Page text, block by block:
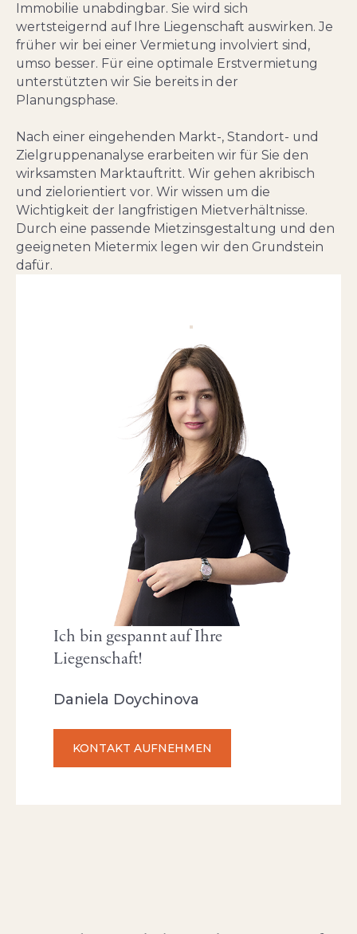
Immobilie unabdingbar. Sie wird sich
wertsteigernd auf Ihre Liegenschaft auswirken. Je
früher wir bei einer Vermietung involviert sind,
umso besser. Für eine optimale Erstvermietung
unterstützten wir Sie bereits in der
Planungsphase.
Nach einer eingehenden Markt-, Standort- und
Zielgruppenanalyse erarbeiten wir für Sie den
wirksamsten Marktauftritt. Wir gehen akribisch
und zielorientiert vor. Wir wissen um die
Wichtigkeit der langfristigen Mietverhältnisse.
Durch eine passende Mietzinsgestaltung und den
geeigneten Mietermix legen wir den Grundstein
dafür.
Ich bin gespannt auf Ihre
Liegenschaft!
Daniela Doychinova
KONTAKT AUFNEHMEN